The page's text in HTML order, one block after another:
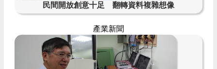
民間開放創意十足 翻轉資料複雜想像
產業新聞